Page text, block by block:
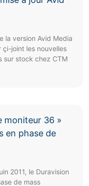
la version Avid Media
çi-joint les nouvelles
sur stock chez CTM
moniteur 36 »
en phase de
2011, le Duravision
de mass